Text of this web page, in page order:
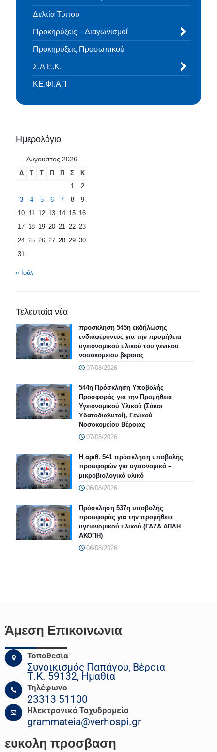
Δελτία Τύπου
Προκηρύξεις – Διαγωνισμοί
Προκηρύξεις Προσωπικού
Σ.Α.Ε.Κ.
ΚΕ.ΦΙ.ΑΠ
Ημερολόγιο
Αύγουστος 2026
Δ Τ Τ Π Π Σ
Κ
1
2
3
4 5 6 7 8
9
10 11 12 13 14 15 16
17 18 19 20 21 22 23
24 25 26 27 28 29 30
31
« Ιούλ
Τελευταία νέα
προσκληση 545η εκδήλωσης
ενδιαφέροντος για την προμήθεια
υγειονομικού υλικού του γενικου
νοσοκομειου βεροιας
07/08/2026
544η Πρόσκληση Υποβολής
Προσφοράς για την Προμήθεια
Υγειονομικού Υλικού (Σάκοι
Υδατοδιαλυτοί), Γενικού
Νοσοκομείου Βέροιας
07/08/2026
Η αριθ. 541 πρόσκληση υποβολής
προσφορών για υγειονομικό –
μικροβιολογικό υλικό
06/08/2026
Πρόσκληση 537η υποβολής
προσφοράς για την προμήθεια
υγειονομικού υλικού (ΓΑΖΑ ΑΠΛΗ
ΑΚΟΠΗ)
06/08/2026
Άμεση Επικοινωνια
Τοποθεσία
Συνοικισμός Παπάγου, Βέροια
Τ.Κ. 59132, Ημαθία
Τηλέφωνο
23313 51100
Ηλεκτρονικό Ταχυδρομείο
grammateia@verhospi.gr
ευκολη προσβαση